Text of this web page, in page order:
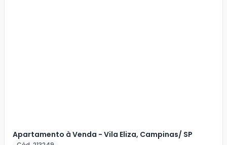
Apartamento à Venda - Vila Eliza, Campinas/ SP